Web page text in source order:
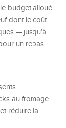
budget alloué
dont le coût
— jusqu’à
un repas
au fromage
réduire la